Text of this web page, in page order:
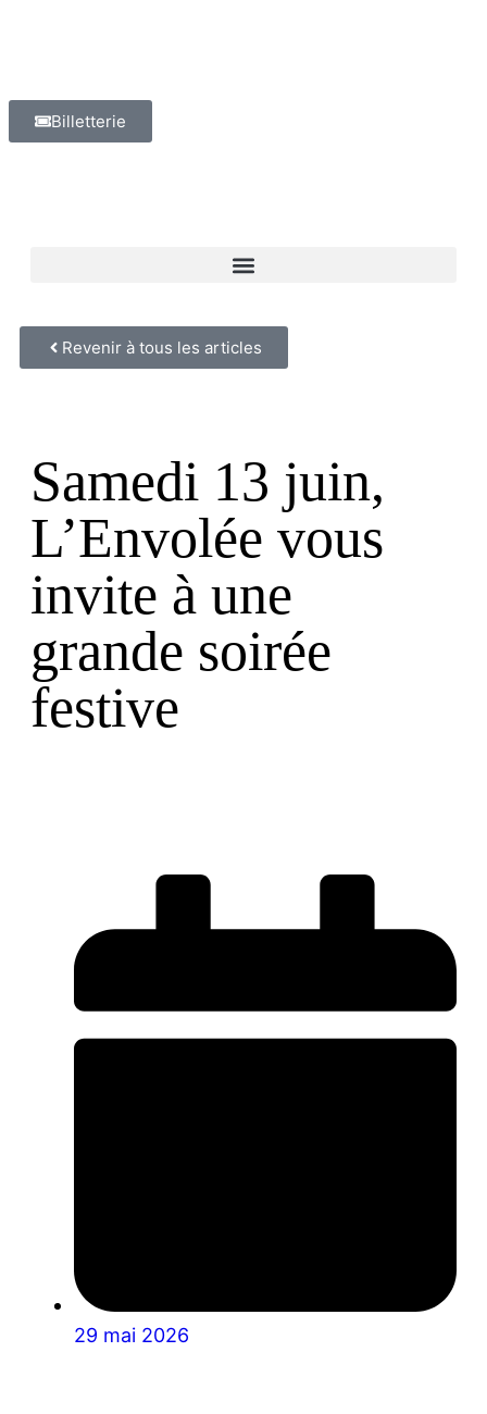
Billetterie
Revenir à tous les articles
Samedi 13 juin,
L’Envolée vous
invite à une
grande soirée
festive
29 mai 2026